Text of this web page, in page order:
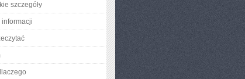
szczegóły